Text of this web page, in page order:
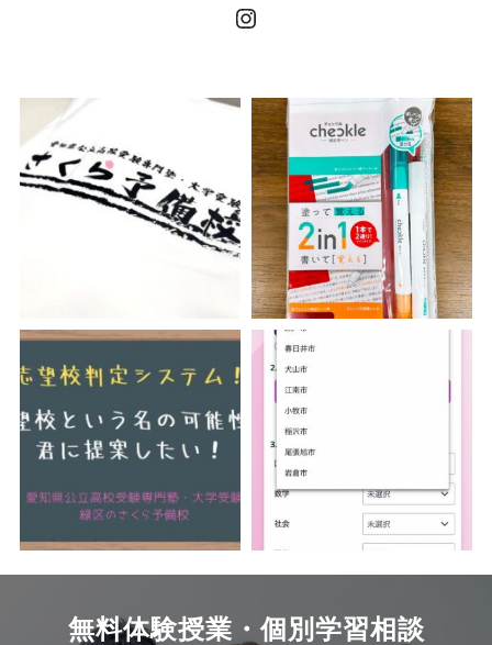
Instagram
無料体験授業・個別学習相談